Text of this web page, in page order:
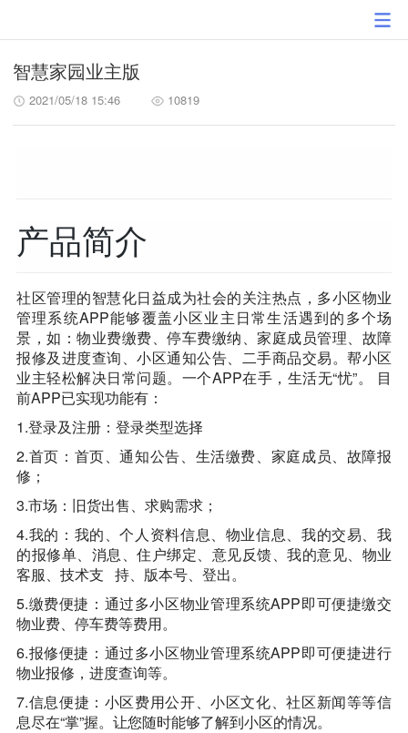
智慧家园业主版
2021/05/18 15:46 10819
产品简介
社区管理的智慧化日益成为社会的关注热点，多小区物业
管理系统APP能够覆盖小区业主日常生活遇到的多个场
景，如：物业费缴费、停车费缴纳、家庭成员管理、故障
报修及进度查询、小区通知公告、二手商品交易。帮小区
业主轻松解决日常问题。一个APP在手，生活无“忧”。 目
前APP已实现功能有：
1.登录及注册：登录类型选择
2.首页：首页、通知公告、生活缴费、家庭成员、故障报
修；
3.市场：旧货出售、求购需求；
4.我的：我的、个人资料信息、物业信息、我的交易、我
的报修单、消息、住户绑定、意见反馈、我的意见、物业
客服、技术支 持、版本号、登出。
5.缴费便捷：通过多小区物业管理系统APP即可便捷缴交
物业费、停车费等费用。
6.报修便捷：通过多小区物业管理系统APP即可便捷进行
物业报修，进度查询等。
7.信息便捷：小区费用公开、小区文化、社区新闻等等信
息尽在“掌”握。让您随时能够了解到小区的情况。